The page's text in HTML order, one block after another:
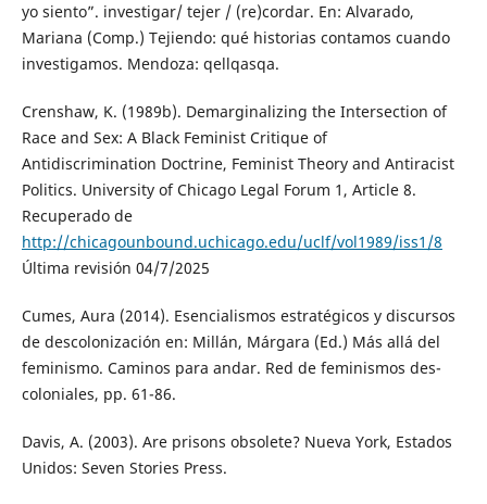
yo siento”. investigar/ tejer / (re)cordar. En: Alvarado,
Mariana (Comp.) Tejiendo: qué historias contamos cuando
investigamos. Mendoza: qellqasqa.
Crenshaw, K. (1989b). Demarginalizing the Intersection of
Race and Sex: A Black Feminist Critique of
Antidiscrimination Doctrine, Feminist Theory and Antiracist
Politics. University of Chicago Legal Forum 1, Article 8.
Recuperado de
http://chicagounbound.uchicago.edu/uclf/vol1989/iss1/8
Última revisión 04/7/2025
Cumes, Aura (2014). Esencialismos estratégicos y discursos
de descolonización en: Millán, Márgara (Ed.) Más allá del
feminismo. Caminos para andar. Red de feminismos des-
coloniales, pp. 61-86.
Davis, A. (2003). Are prisons obsolete? Nueva York, Estados
Unidos: Seven Stories Press.